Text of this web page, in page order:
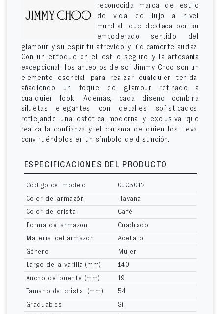
reconocida marca de estilo
de vida de lujo a nivel
mundial, que destaca por su
empoderado sentido del
glamour y su espíritu atrevido y lúdicamente audaz.
Con un enfoque en el estilo seguro y la artesanía
excepcional, los anteojos de sol Jimmy Choo son un
elemento esencial para realzar cualquier tenida,
añadiendo un toque de glamour refinado a
cualquier look. Además, cada diseño combina
siluetas elegantes con detalles sofisticados,
reflejando una estética moderna y exclusiva que
realza la confianza y el carisma de quien los lleva,
convirtiéndolos en un símbolo de distinción.
ESPECIFICACIONES DEL PRODUCTO
Código del modelo
0JC5012
Color del armazón
Havana
Color del cristal
Café
Forma del armazón
Cuadrado
Material del armazón
Acetato
Género
Mujer
Largo de la varilla (mm)
140
Ancho del puente (mm)
19
Tamaño del cristal (mm)
54
Graduables
Sí